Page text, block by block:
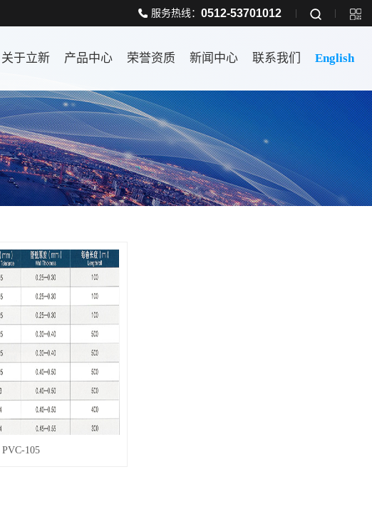
服务热线： 0512-53701012
关于立新 产品中心 荣誉资质 新闻中心 联系我们 English
PVC-105